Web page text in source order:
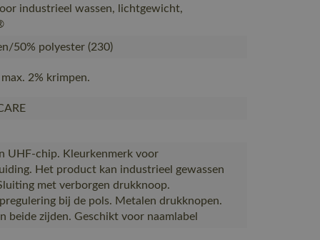
industrieel wassen, lichtgewicht,
50% polyester (230)
2% krimpen.
UHF-chip. Kleurkenmerk voor
Het product kan industrieel gewassen
met verborgen drukknoop.
bij de pols. Metalen drukknopen.
beide zijden. Geschikt voor naamlabel